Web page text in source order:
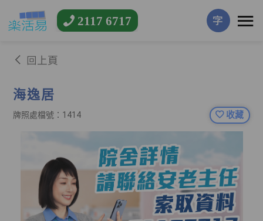
2117 6717 字
回上頁
海逸居
牌照處檔號：1414 收藏